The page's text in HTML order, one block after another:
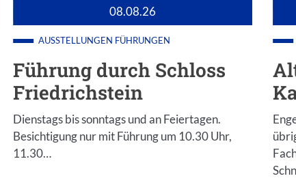
08.08.26
AUSSTELLUNGEN FÜHRUNGEN
Führung durch Schloss
Friedrichstein
Dienstags bis sonntags und an Feiertagen.
Besichtigung nur mit Führung um 10.30 Uhr,
11.30…